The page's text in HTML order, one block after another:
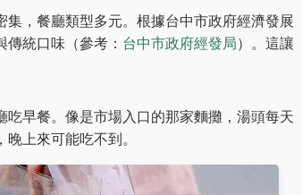
，餐廳類型多元。根據台中市政府經濟發展
統口味（參考： 台中市政府經發局）。這讓
早餐。像是市場入口的那家麵攤，湯頭每天
上來可能吃不到。